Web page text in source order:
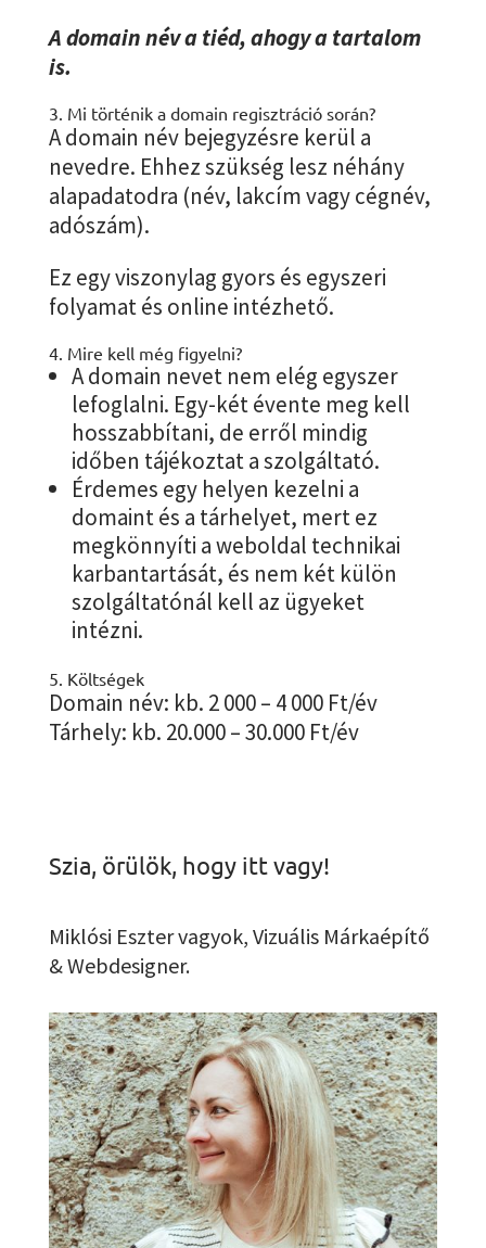
A domain név a tiéd, ahogy a tartalom
is.
3. Mi történik a domain regisztráció során?
A domain név bejegyzésre kerül a
nevedre. Ehhez szükség lesz néhány
alapadatodra (név, lakcím vagy cégnév,
adószám).
Ez egy viszonylag gyors és egyszeri
folyamat és online intézhető.
4. Mire kell még figyelni?
A domain nevet nem elég egyszer
lefoglalni. Egy-két évente meg kell
hosszabbítani, de erről mindig
időben tájékoztat a szolgáltató.
Érdemes egy helyen kezelni a
domaint és a tárhelyet, mert ez
megkönnyíti a weboldal technikai
karbantartását, és nem két külön
szolgáltatónál kell az ügyeket
intézni.
5. Költségek
Domain név: kb. 2 000 – 4 000 Ft/év
Tárhely: kb. 20.000 – 30.000 Ft/év
Szia, örülök, hogy itt vagy!
Miklósi Eszter vagyok, Vizuális Márkaépítő
& Webdesigner.